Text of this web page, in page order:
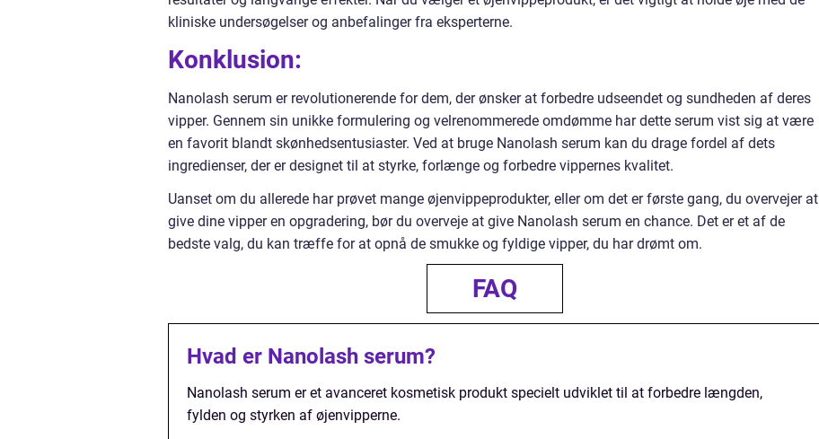
kliniske undersøgelser og anbefalinger fra eksperterne.
Konklusion:
Nanolash serum er revolutionerende for dem, der ønsker at forbedre udseendet og sundheden af deres
vipper. Gennem sin unikke formulering og velrenommerede omdømme har dette serum vist sig at være
en favorit blandt skønhedsentusiaster. Ved at bruge Nanolash serum kan du drage fordel af dets
ingredienser, der er designet til at styrke, forlænge og forbedre vippernes kvalitet.
Uanset om du allerede har prøvet mange øjenvippeprodukter, eller om det er første gang, du overvejer at
give dine vipper en opgradering, bør du overveje at give Nanolash serum en chance. Det er et af de
bedste valg, du kan træffe for at opnå de smukke og fyldige vipper, du har drømt om.
FAQ
Hvad er Nanolash serum?
Nanolash serum er et avanceret kosmetisk produkt specielt udviklet til at forbedre længden,
fylden og styrken af øjenvipperne.